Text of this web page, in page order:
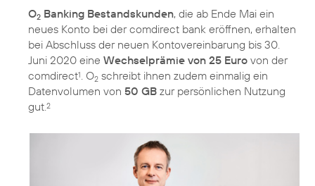
O2 Banking Bestandskunden, die ab Ende Mai ein
neues Konto bei der comdirect bank eröffnen, erhalten
bei Abschluss der neuen Kontovereinbarung bis 30.
Juni 2020 eine Wechselprämie von 25 Euro von der
comdirect1. O2 schreibt ihnen zudem einmalig ein
Datenvolumen von 50 GB zur persönlichen Nutzung
gut.2